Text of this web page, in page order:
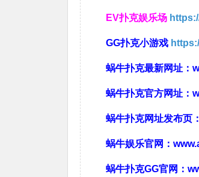
EV扑克娱乐场
GG扑克小游戏
蜗牛扑克最新网址：
蜗牛扑克官方网址：
蜗牛扑克网址发布页：
蜗牛娱乐官网：
蜗牛扑克GG官网：